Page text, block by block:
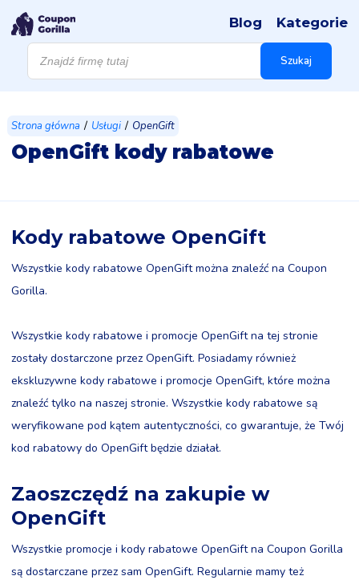
Wyszukiwarka
produktów Szukaj
Blog Kategorie
Strona główna / Usługi / OpenGift
OpenGift kody rabatowe
Kody rabatowe OpenGift
Wszystkie kody rabatowe OpenGift można znaleźć na Coupon
Gorilla.
Wszystkie kody rabatowe i promocje OpenGift na tej stronie
zostały dostarczone przez OpenGift. Posiadamy również
ekskluzywne kody rabatowe i promocje OpenGift, które można
znaleźć tylko na naszej stronie. Wszystkie kody rabatowe są
weryfikowane pod kątem autentyczności, co gwarantuje, że Twój
kod rabatowy do OpenGift będzie działał.
Zaoszczędź na zakupie w
OpenGift
Wszystkie promocje i kody rabatowe OpenGift na Coupon Gorilla
są dostarczane przez sam OpenGift. Regularnie mamy też